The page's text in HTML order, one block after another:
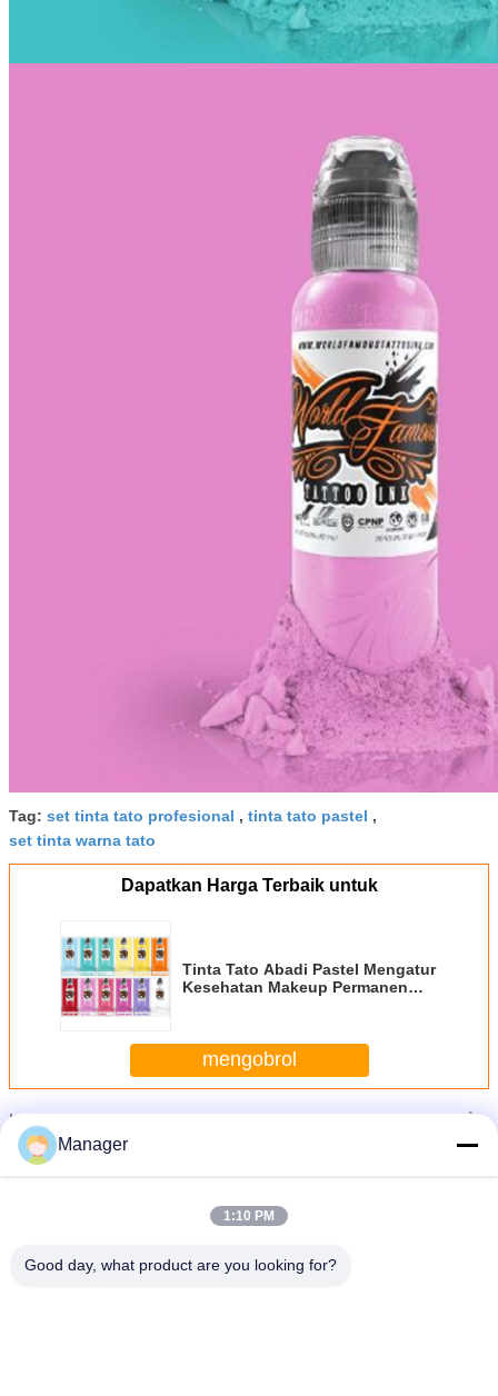
Tag: set tinta tato profesional , tinta tato pastel ,
set tinta warna tato
Dapatkan Harga Terbaik untuk
Tinta Tato Abadi Pastel Mengatur
Kesehatan Makeup Permanen
mengobrol
Lebih
Manager
1:10 PM
Good day, what product are you looking for?